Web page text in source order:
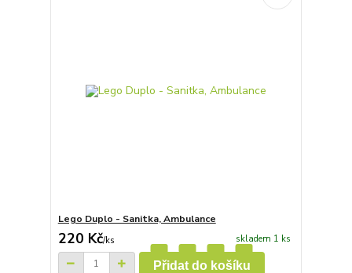
Lego Duplo - Sanitka, Ambulance
220 Kč/ks skladem 1 ks
Přidat do košíku